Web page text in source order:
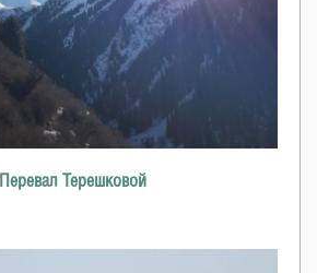
Перевал Терешковой